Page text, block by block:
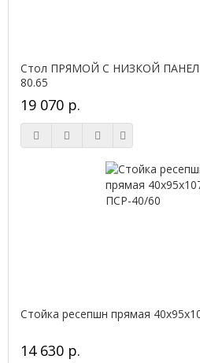
Стол ПРЯМОЙ С НИЗКОЙ
80.65
19 070 р.
Стойка ресепшн прямая
14 630 р.